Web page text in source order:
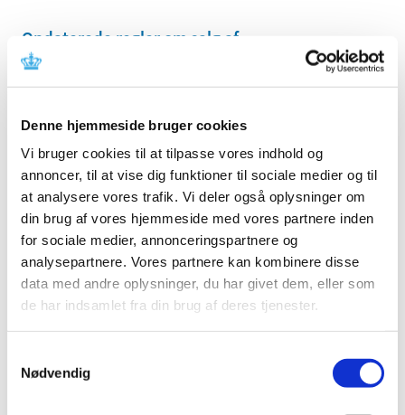
Denne hjemmeside bruger cookies
Vi bruger cookies til at tilpasse vores indhold og
annoncer, til at vise dig funktioner til sociale medier og til
at analysere vores trafik. Vi deler også oplysninger om
din brug af vores hjemmeside med vores partnere inden
for sociale medier, annonceringspartnere og
analysepartnere. Vores partnere kan kombinere disse
data med andre oplysninger, du har givet dem, eller som
de har indsamlet fra din brug af deres tjenester.
Nødvendig
Opdaterede regler om salg af
håndkøbslægemidler uden for apotek
|2. januar 2017|
om forhandling af håndkøbslægemidler uden for
Forrige 1 … 7 8 9
Alle (2506)
TID
2026 (84)
2023 (195)